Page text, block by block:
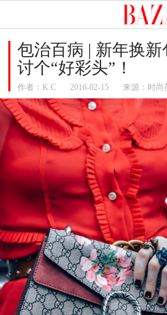
包治百病 | 新年换
讨个“好彩头”！
作者： K.C 2016-02-15 来源：时尚